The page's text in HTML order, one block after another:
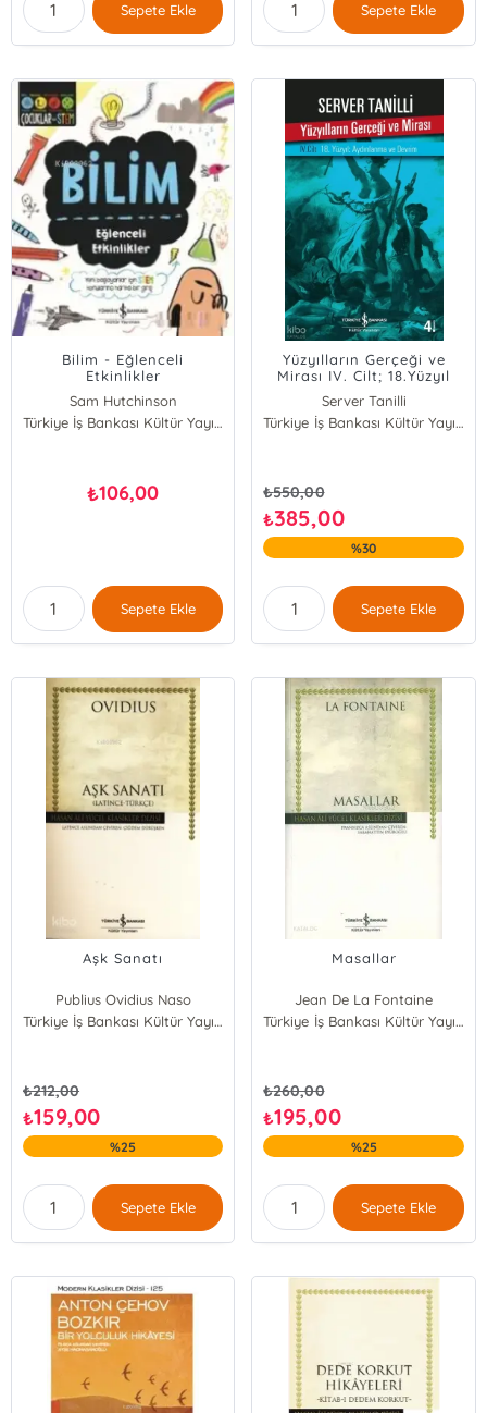
Sepete Ekle Sepete Ekle
Bilim - Eğlenceli
Etkinlikler
Sam Hutchinson
Türkiye İş Bankası Kültür Yayınları
₺106,00
Sepete Ekle
Yüzyılların Gerçeği ve
Mirası IV. Cilt; 18.Yüzyıl
Aydınlanma ve Devrim
Server Tanilli
Türkiye İş Bankası Kültür Yayınları
₺550,00
₺385,00
%30
Sepete Ekle
Aşk Sanatı
Publius Ovidius Naso
Türkiye İş Bankası Kültür Yayınları
₺212,00
₺159,00
%25
Sepete Ekle
Masallar
Jean De La Fontaine
Türkiye İş Bankası Kültür Yayınları
₺260,00
₺195,00
%25
Sepete Ekle